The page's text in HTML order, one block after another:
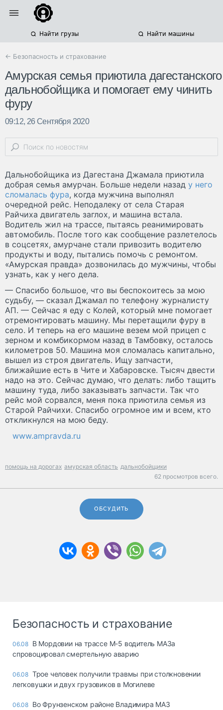
Найти грузы Найти машины
← Безопасность и страхование
Амурская семья приютила дагестанского
дальнобойщика и помогает ему чинить
фуру
09:12, 26 Сентября 2020
Дальнобойщика из Дагестана Джамала приютила
добрая семья амурчан. Больше недели назад у него
сломалась фура, когда мужчина выполнял
очередной рейс. Неподалеку от села Старая
Райчиха двигатель заглох, и машина встала.
Водитель жил на трассе, пытаясь реанимировать
автомобиль. После того как сообщение разлетелось
в соцсетях, амурчане стали привозить водителю
продукты и воду, пытались помочь с ремонтом.
«Амурская правда» дозвонилась до мужчины, чтобы
узнать, как у него дела.
— Спасибо большое, что вы беспокоитесь за мою
судьбу, — сказал Джамал по телефону журналисту
АП. — Сейчас я еду с Колей, который мне помогает
отремонтировать машину. Мы перетащили фуру в
село. И теперь на его машине везем мой прицеп с
зерном и комбикормом назад в Тамбовку, осталось
километров 50. Машина моя сломалась капитально,
вышел из строя двигатель. Ищу запчасти,
ближайшие есть в Чите и Хабаровске. Тысяч двести
надо на это. Сейчас думаю, что делать: либо тащить
машину туда, либо заказывать запчасти. Так что
рейс мой сорвался, меня пока приютила семья из
Старой Райчихи. Спасибо огромное им и всем, кто
откликнулся на мою беду.
www.ampravda.ru
помощь на дорогах амурская область дальнобойщики
62 просмотров всего.
ОБСУДИТЬ
Безопасность и страхование
06.08 В Мордовии на трассе М-5 водитель МАЗа
спровоцировал смертельную аварию
06.08 Трое человек получили травмы при столкновении
легковушки и двух грузовиков в Могилеве
06.08 Во Фрунзенском районе Владимира МАЗ